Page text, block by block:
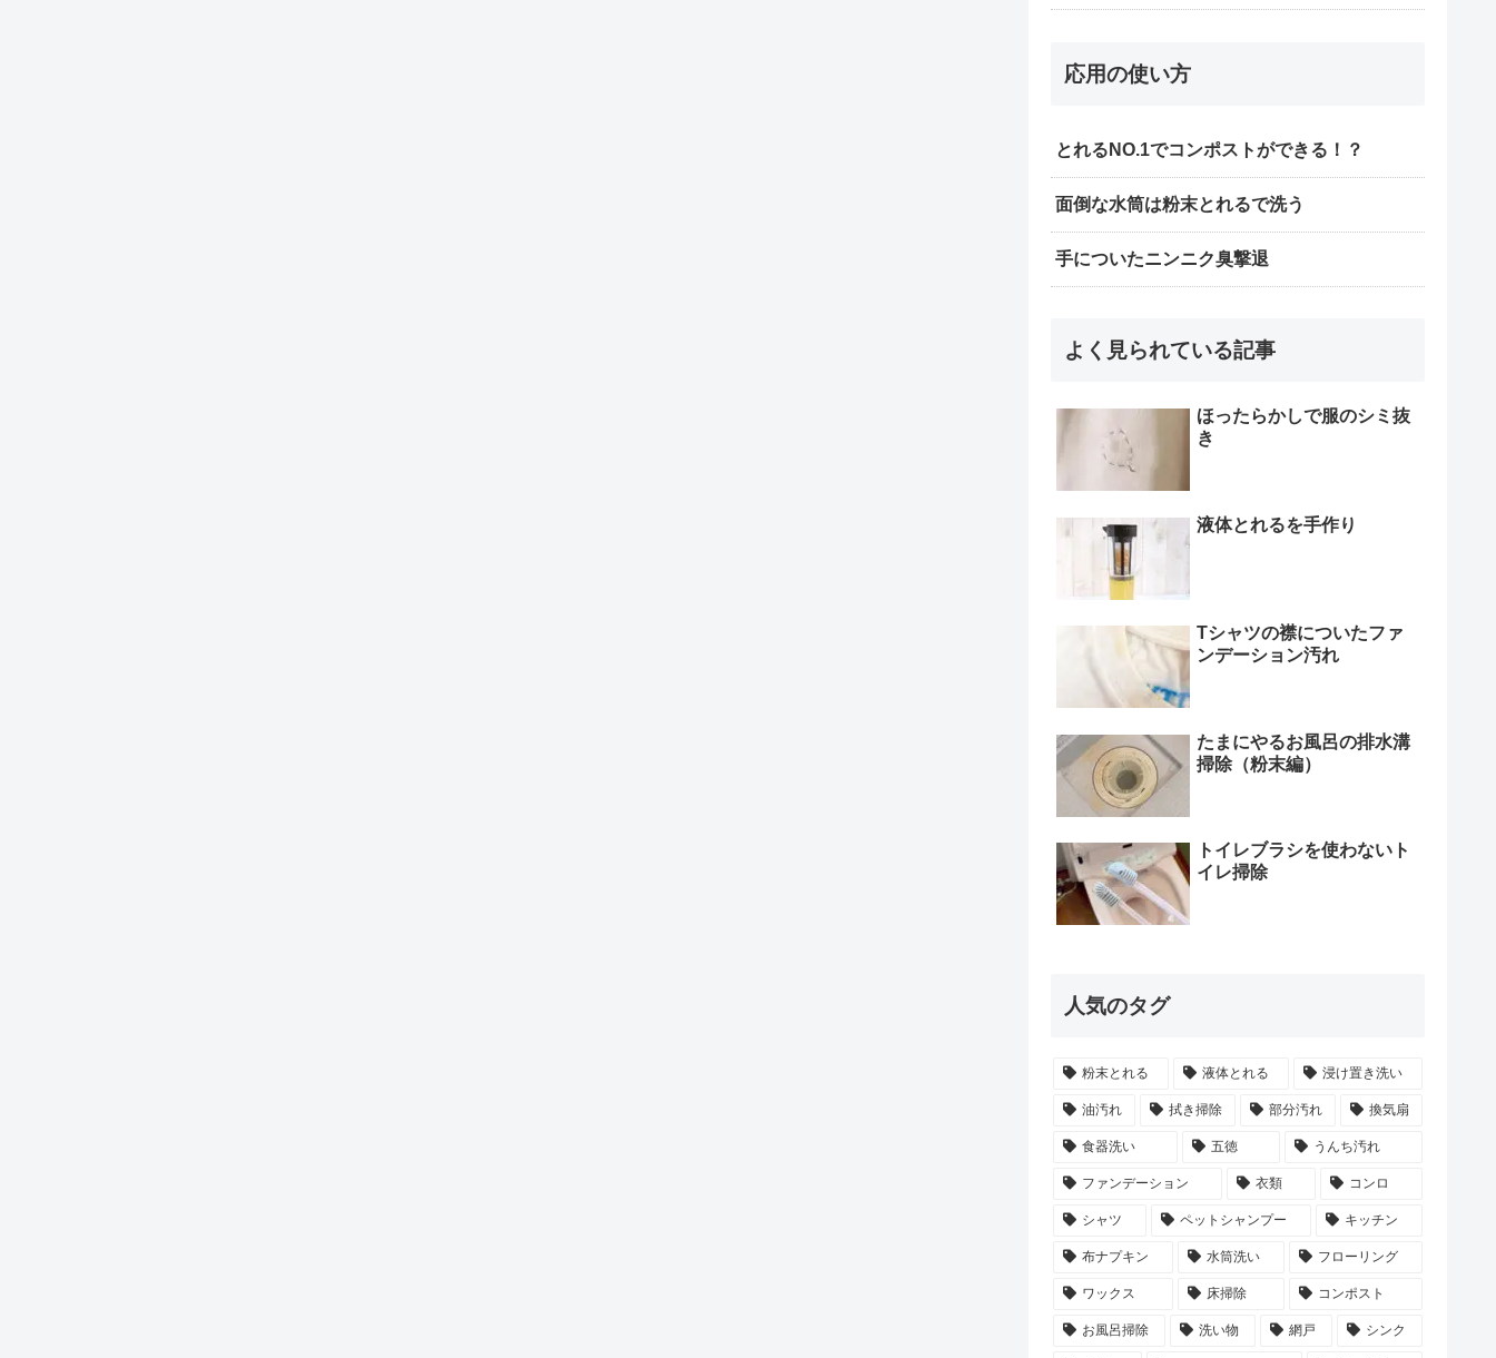
応用の使い方
とれるNO.1でコンポストができる！？
面倒な水筒は粉末とれるで洗う
手についたニンニク臭撃退
よく見られている記事
ほったらかしで服のシミ抜
き
液体とれるを手作り
Tシャツの襟についたファ
ンデーション汚れ
たまにやるお風呂の排水溝
掃除（粉末編）
トイレブラシを使わないト
イレ掃除
人気のタグ
粉末とれる 液体とれる 浸け置き洗い
油汚れ 拭き掃除 部分汚れ 換気扇
食器洗い 五徳 うんち汚れ
ファンデーション 衣類 コンロ
シャツ ペットシャンプー キッチン
布ナプキン 水筒洗い フローリング
ワックス 床掃除 コンポスト
お風呂掃除 洗い物 網戸 シンク